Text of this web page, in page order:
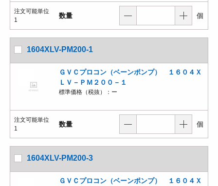
注文可能単位
1
数量 個
1604XLV-PM200-1
ＧＶＣプロコン（ベーンポンプ） １６０４Ｘ
ＬＶ－ＰＭ２００－１
標準価格（税抜）： ー
注文可能単位
1
数量 個
1604XLV-PM200-3
ＧＶＣプロコン（ベーンポンプ） １６０４Ｘ